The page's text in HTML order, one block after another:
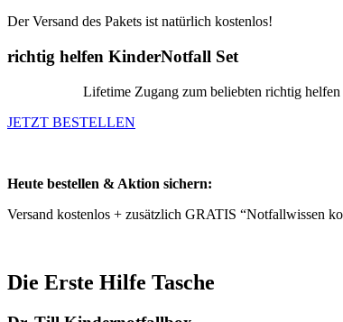
Der Versand des Pakets ist natürlich kostenlos!
richtig helfen KinderNotfall Set
Lifetime Zugang zum beliebten richtig
JETZT BESTELLEN
Heute bestellen & Aktion sichern:
Versand kostenlos + zusätzlich GRATIS “Notfallwissen
Die Erste Hilfe Tasche